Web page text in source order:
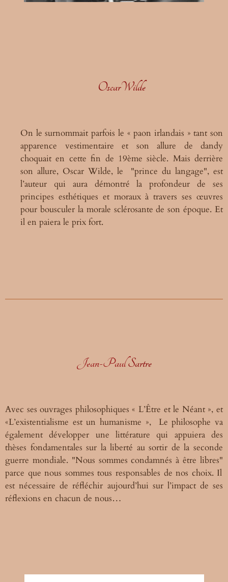
OscarWilde
On le surnommait parfois le « paon irlandais » tant son
apparence vestimentaire et son allure de dandy
choquait en cette fin de 19ème siècle. Mais derrière
son allure, Oscar Wilde, le "prince du langage", est
l’auteur qui aura démontré la profondeur de ses
principes esthétiques et moraux à travers ses œuvres
pour bousculer la morale sclérosante de son époque. Et
il en paiera le prix fort.
Jean-PaulSartre
Avec ses ouvrages philosophiques « L’Être et le Néant », et
«L’existentialisme est un humanisme », Le philosophe va
également développer une littérature qui appuiera des
thèses fondamentales sur la liberté au sortir de la seconde
guerre mondiale. "Nous sommescondamnés à être libres"
parce que nous sommes tous responsables de nos choix. Il
est nécessaire de réfléchir aujourd’hui sur l’impact de ses
réflexions en chacun de nous…